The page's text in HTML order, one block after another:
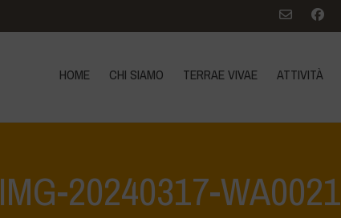
HOME CHI SIAMO TERRAE VIVAE ATTIVITÀ
IMG-20240317-WA0021